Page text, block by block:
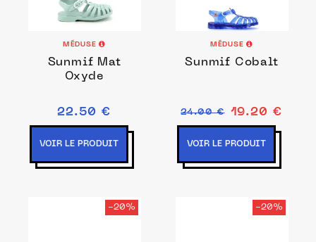
MÉDUSE
Sunmif Mat
Oxyde
22.50 €
VOIR LE PRODUIT
MÉDUSE
Sunmif Cobalt
24.00 € 19.20 €
VOIR LE PRODUIT
-20% -20%